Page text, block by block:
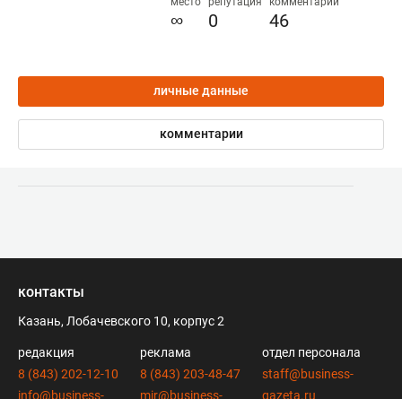
∞ 0 46
личные данные
комментарии
контакты
Казань, Лобачевского 10, корпус 2
редакция
8 (843) 202-12-10
info@business-
реклама
8 (843) 203-48-47
mir@business-
отдел персонала
staff@business-
gazeta.ru